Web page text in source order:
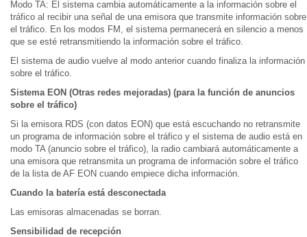
Modo TA: El sistema cambia automáticamente a la información sobre el
tráfico al recibir una señal de una emisora que transmite información sobre
el tráfico. En los modos FM, el sistema permanecerá en silencio a menos
que se esté retransmitiendo la información sobre el tráfico.
El sistema de audio vuelve al modo anterior cuando finaliza la información
sobre el tráfico.
Sistema EON (Otras redes mejoradas) (para la función de anuncios
sobre el tráfico)
Si la emisora RDS (con datos EON) que está escuchando no retransmite
un programa de información sobre el tráfico y el sistema de audio está en
modo TA (anuncio sobre el tráfico), la radio cambiará automáticamente a
una emisora que retransmita un programa de información sobre el tráfico
de la lista de AF EON cuando empiece dicha información.
Cuando la batería está desconectada
Las emisoras almacenadas se borran.
Sensibilidad de recepción